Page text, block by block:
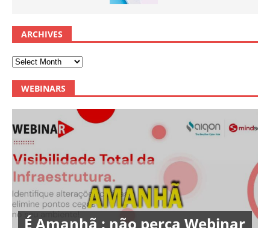
ARCHIVES
WEBINARS
É Amanhã : não perca Webinar